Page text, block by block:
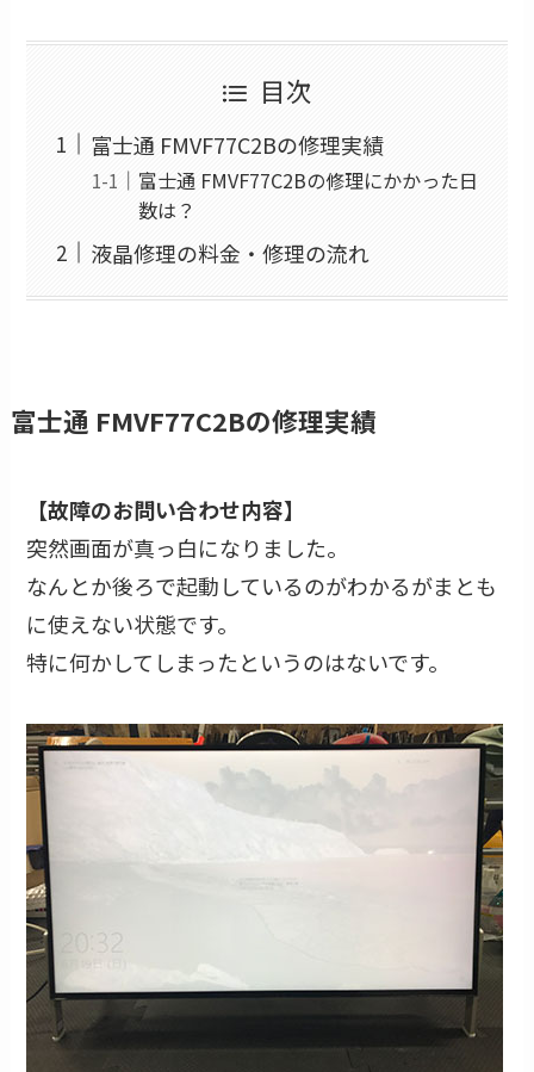
目次
富士通 FMVF77C2Bの修理実績
富士通 FMVF77C2Bの修理にかかった日
数は？
液晶修理の料金・修理の流れ
富士通 FMVF77C2Bの修理実績
【故障のお問い合わせ内容】
突然画面が真っ白になりました。
なんとか後ろで起動しているのがわかるがまとも
に使えない状態です。
特に何かしてしまったというのはないです。